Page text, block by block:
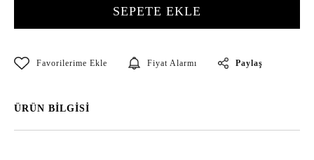
SEPETE EKLE
Fiyat Alarmı Paylaş
ÜRÜN BİLGİSİ